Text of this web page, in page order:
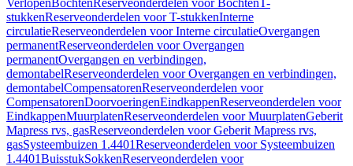
VerlopenBochtenReserveonderdelen voor BochtenT-
stukkenReserveonderdelen voor T-stukkenInterne
circulatieReserveonderdelen voor Interne circulatieOvergangen
permanentReserveonderdelen voor Overgangen
permanentOvergangen en verbindingen,
demontabelReserveonderdelen voor Overgangen en verbindingen,
demontabelCompensatorenReserveonderdelen voor
CompensatorenDoorvoeringenEindkappenReserveonderdelen voor
EindkappenMuurplatenReserveonderdelen voor MuurplatenGeberit
Mapress rvs, gasReserveonderdelen voor Geberit Mapress rvs,
gasSysteembuizen 1.4401Reserveonderdelen voor Systeembuizen
1.4401BuisstukSokkenReserveonderdelen voor